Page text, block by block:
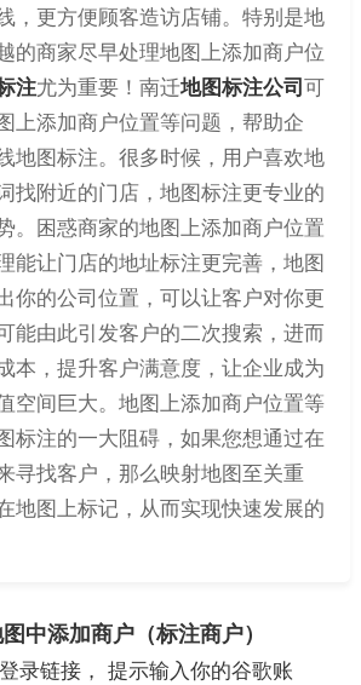
，更方便顾客造访店铺。特别是地
的商家尽早处理地图上添加商户位
注尤为重要！南迁地图标注公司可
上添加商户位置等问题，帮助企
地图标注。很多时候，用户喜欢地
找附近的门店，地图标注更专业的
。困惑商家的地图上添加商户位置
能让门店的地址标注更完善，地图
你的公司位置，可以让客户对你更
能由此引发客户的二次搜索，进而
本，提升客户满意度，让企业成为
空间巨大。地图上添加商户位置等
标注的一大阻碍，如果您想通过在
寻找客户，那么映射地图至关重
地图上标记，从而实现快速发展的
中添加商户（标注商户）
录链接， 提示输入你的谷歌账